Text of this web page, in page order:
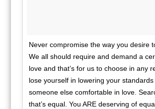
Never compromise the way you desire
We all should require and demand a
love and that’s for us to choose in any
lose yourself in lowering your
someone else comfortable in love.
that’s equal. You ARE deserving of